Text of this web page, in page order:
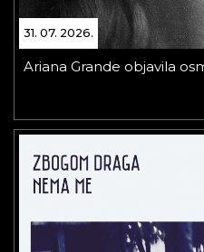
31. 07. 2026.
Ariana Grande objavila